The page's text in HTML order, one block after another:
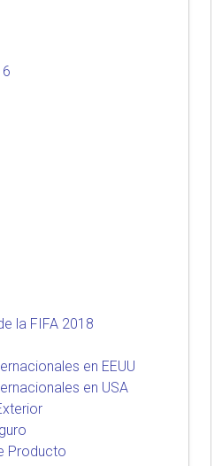
la FIFA 2018
en EEUU
en USA
Producto